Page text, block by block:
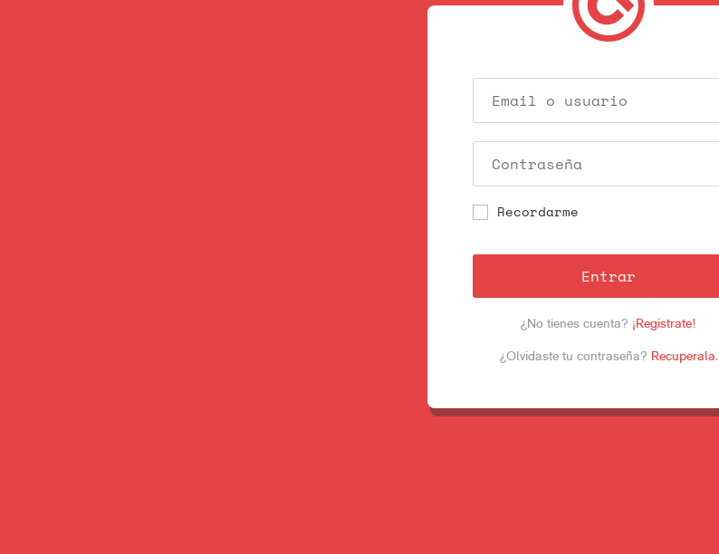
Recordarme
Entrar
¿No tienes cuenta? ¡Registrate!
¿Olvidaste tu contraseña? Recuperala.